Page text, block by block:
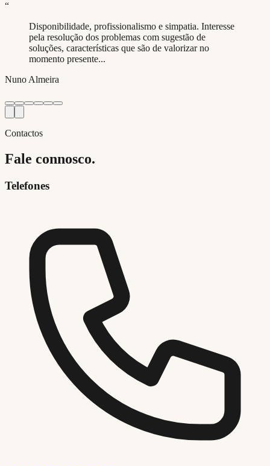
“
Disponibilidade, profissionalismo e simpatia. Interesse
pela resolução dos problemas com sugestão de
soluções, características que são de valorizar no
momento presente...
Nuno Almeira
Contactos
Fale connosco.
Telefones